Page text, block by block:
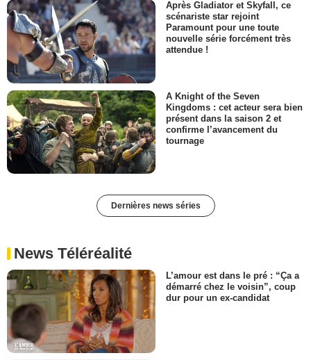
Après Gladiator et Skyfall, ce
scénariste star rejoint
Paramount pour une toute
nouvelle série forcément très
attendue !
A Knight of the Seven
Kingdoms : cet acteur sera bien
présent dans la saison 2 et
confirme l’avancement du
tournage
Dernières news séries
News Téléréalité
L’amour est dans le pré : “Ça a
démarré chez le voisin”, coup
dur pour un ex-candidat